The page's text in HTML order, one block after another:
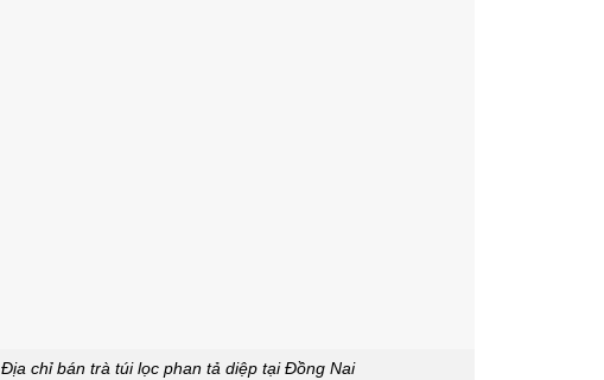
Địa chỉ bán trà túi lọc phan tả diệp tại Đồng Nai